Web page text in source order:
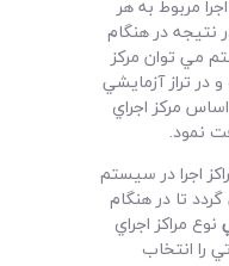
مربوط به هر
نتيجه در هنگام
مي توان مرکز
در تراز آزمايشي
مرکز اجراي
نمود.
اجرا در سيستم
تا در هنگام
نوع مراکز اجراي
را انتخاب